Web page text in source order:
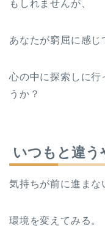
もしれませんが、
あなたが窮屈に感じ
心の中に探索しに行
うか？
いつもと違う
気持ちが前に進まな
環境を変えてみる。